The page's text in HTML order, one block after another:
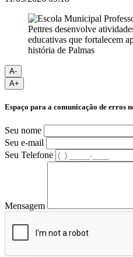
A-
A+
Espaço para a comunicação de erros
Seu nome
Seu e-mail
Seu Telefone
Mensagem